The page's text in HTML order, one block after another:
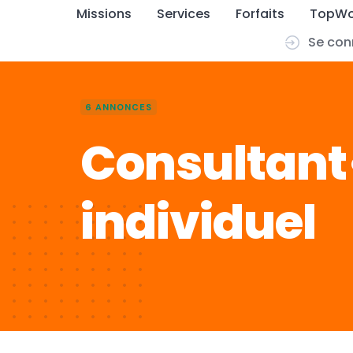
Missions Services Forfaits
Se
6 ANNONCES
individuel